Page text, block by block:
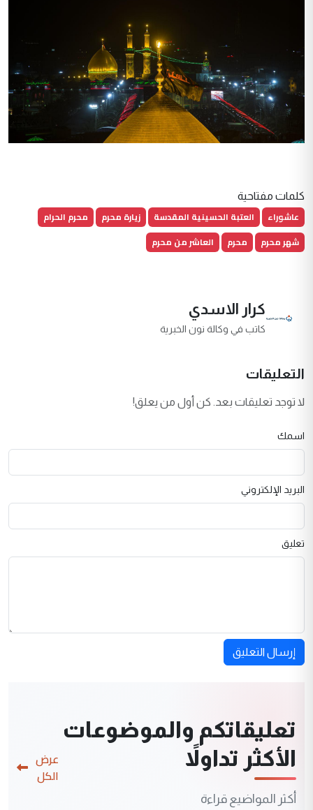
كلمات مفتاحية
عاشوراء العتبة الحسينية المقدسة زيارة محرم
محرم الحرام
شهر محرم
محرم العاشر من محرم
كرار الاسدي
كاتب في وكالة نون الخبرية
التعليقات
لا توجد تعليقات بعد. كن أول من يعلق!
اسمك
البريد الإلكتروني
تعليق
إرسال التعليق
تعليقاتكم والموضوعات
الأكثر تداولاً
أكثر المواضيع قراءة
عرض
الكل